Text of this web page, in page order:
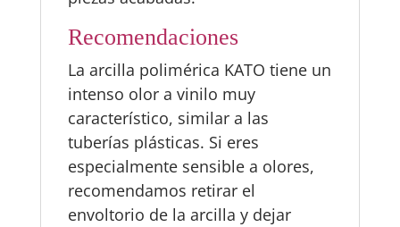
Recomendaciones
La arcilla polimérica KATO tiene un
intenso olor a vinilo muy
característico, similar a las
tuberías plásticas. Si eres
especialmente sensible a olores,
recomendamos retirar el
envoltorio de la arcilla y dejar